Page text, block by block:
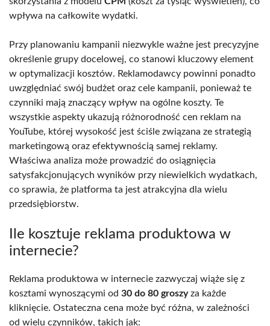
wpływa na całkowite wydatki.
Przy planowaniu kampanii niezwykle ważne jest precyzyjne
określenie grupy docelowej, co stanowi kluczowy element
w optymalizacji kosztów. Reklamodawcy powinni ponadto
uwzględniać swój budżet oraz cele kampanii, ponieważ te
czynniki mają znaczący wpływ na ogólne koszty. Te
wszystkie aspekty ukazują różnorodność cen reklam na
YouTube, której wysokość jest ściśle związana ze strategią
marketingową oraz efektywnością samej reklamy.
Właściwa analiza może prowadzić do osiągnięcia
satysfakcjonujących wyników przy niewielkich wydatkach,
co sprawia, że platforma ta jest atrakcyjna dla wielu
przedsiębiorstw.
Ile kosztuje reklama produktowa w
internecie?
Reklama produktowa w internecie zazwyczaj wiąże się z
kosztami wynoszącymi od 30 do 80 groszyza każde
kliknięcie. Ostateczna cena może być różna, w zależności
od wielu czynników, takich jak: